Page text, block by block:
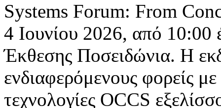
Systems Forum: From
4 Ιουνίου 2026, από
Έκθεσης Ποσειδώνια. Η
ενδιαφερόμενους φορείς
τεχνολογίες OCCS